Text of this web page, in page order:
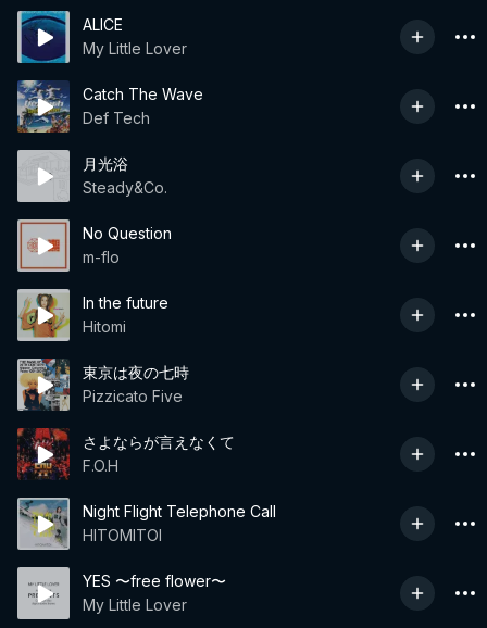
ALICE
My Little Lover
Catch The Wave
Def Tech
月光浴
Steady&Co.
No Question
m-flo
In the future
Hitomi
東京は夜の七時
Pizzicato Five
さよならが言えなくて
F.O.H
Night Flight Telephone Call
HITOMITOI
YES 〜free flower〜
My Little Lover